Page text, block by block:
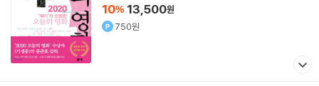
10% 13,500원
750원